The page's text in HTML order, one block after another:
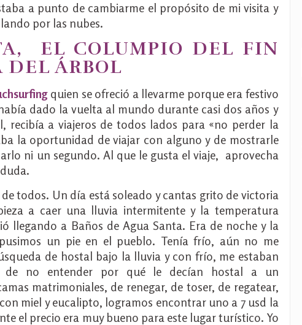
a punto de cambiarme el propósito de mi visita y
por las nubes.
EL COLUMPIO DEL FIN
ÁRBOL
quien se ofreció a llevarme porque era festivo
dado la vuelta al mundo durante casi dos años y
recibía a viajeros de todos lados para «no perder la
la oportunidad de viajar con alguno y de mostrarle
ni un segundo. Al que le gusta el viaje, aprovecha
todos. Un día está soleado y cantas grito de victoria
a caer una lluvia intermitente y la temperatura
llegando a Baños de Agua Santa. Era de noche y la
un pie en el pueblo. Tenía frío, aún no me
de hostal bajo la lluvia y con frío, me estaban
de no entender por qué le decían hostal a un
matrimoniales, de renegar, de toser, de regatear,
miel y eucalipto, logramos encontrar uno a 7 usd la
el precio era muy bueno para este lugar turístico. Yo